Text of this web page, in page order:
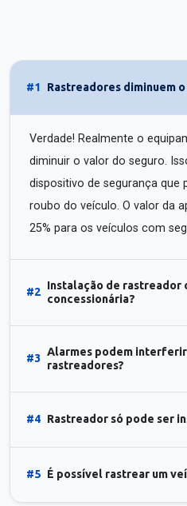
#1 Rastreadores diminuem
Verdade! Realmente o
diminuir o valor do seguro.
dispositivo de segurança que
roubo do veículo. O valor da
25% para os veículos com
#2
Instalação de rastreador
concessionária?
#3
Alarmes podem
rastreadores?
#4 Rastreador só pode ser
#5 É possível rastrear um